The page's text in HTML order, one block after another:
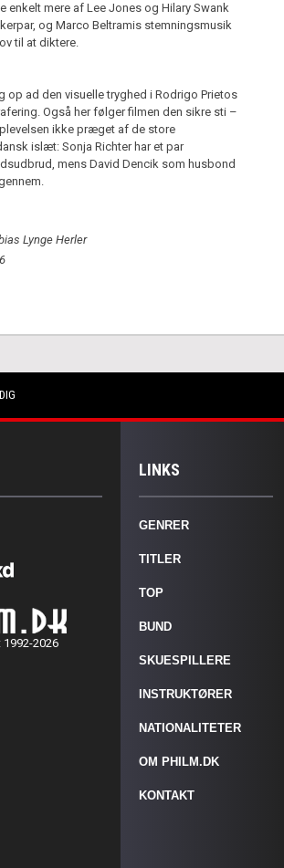
enkelt mere af Lee Jones og Hilary Swank
og Marco Beltramis stemningsmusik
til at diktere.
op ad den visuelle tryghed i Rodrigo Prietos
Også her følger filmen den sikre sti –
ikke præget af de store
islæt: Sonja Richter har et par
mens David Dencik som husbond
Lynge Herler
2026
LINKS
GENRER
TITLER
TOP
BUND
SKUESPILLERE
INSTRUKTØRER
NATIONALITETER
OM PHILM.DK
KONTAKT